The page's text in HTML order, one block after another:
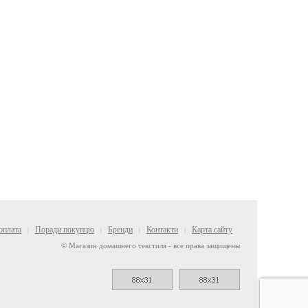
Поради покупцю Бренди Контакти Карта сайту
© Магазин домашнего текстиля - все права защищены